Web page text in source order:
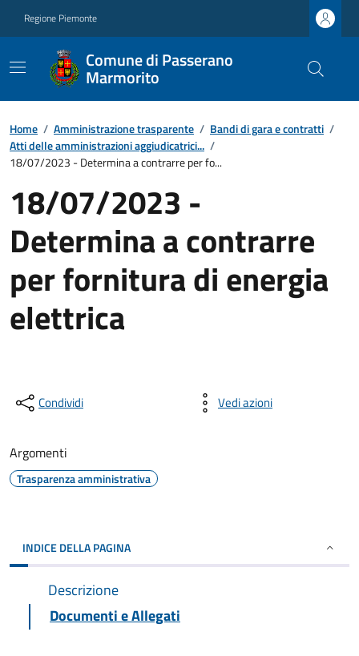
Regione Piemonte
Comune di Passerano
Marmorito
Home / Amministrazione trasparente / Bandi di gara e contratti /
Atti delle amministrazioni aggiudicatrici... /
18/07/2023 - Determina a contrarre per fo...
18/07/2023 -
Determina a contrarre
per fornitura di energia
elettrica
Condividi Vedi azioni
Argomenti
Trasparenza amministrativa
INDICE DELLA PAGINA
Descrizione
Documenti e Allegati